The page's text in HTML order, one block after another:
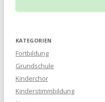
KATEGORIEN
Fortbildung
Grundschule
Kinderchor
Kinderstimmbildung